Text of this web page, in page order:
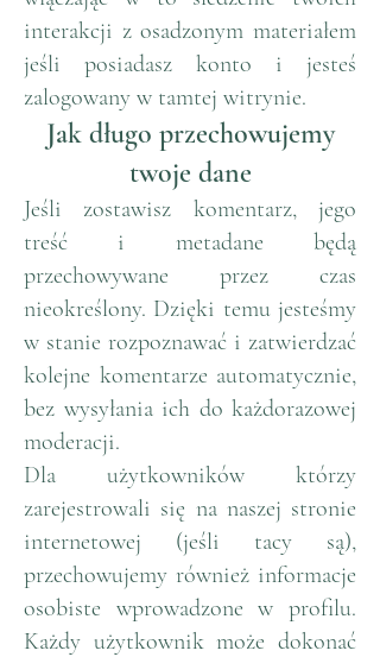
interakcji z osadzonym materiałem
jeśli posiadasz konto i jesteś
zalogowany w tamtej witrynie.
Jak długo przechowujemy
twoje dane
Jeśli zostawisz komentarz, jego
treść i metadane będą
przechowywane przez czas
nieokreślony. Dzięki temu jesteśmy
w stanie rozpoznawać i zatwierdzać
kolejne komentarze automatycznie,
bez wysyłania ich do każdorazowej
moderacji.
Dla użytkowników którzy
zarejestrowali się na naszej stronie
internetowej (jeśli tacy są),
przechowujemy również informacje
osobiste wprowadzone w profilu.
Każdy użytkownik może dokonać